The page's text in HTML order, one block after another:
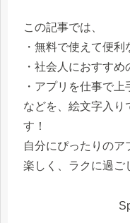
この記事では、
・無料で使えて便
・社会人におすすめ
・アプリを仕事で
などを、絵文字入り
す！
自分にぴったりのア
楽しく、ラクに過ご